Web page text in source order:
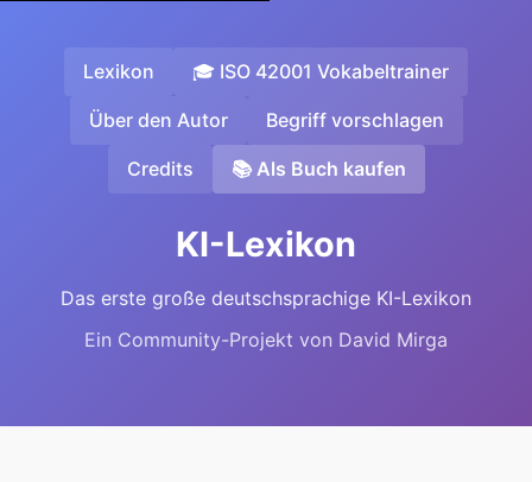
Lexikon 🎓 ISO 42001 Vokabeltrainer
Über den Autor Begriff vorschlagen
Credits 📚 Als Buch kaufen
KI-Lexikon
Das erste große deutschsprachige KI-Lexikon
Ein Community-Projekt von David Mirga